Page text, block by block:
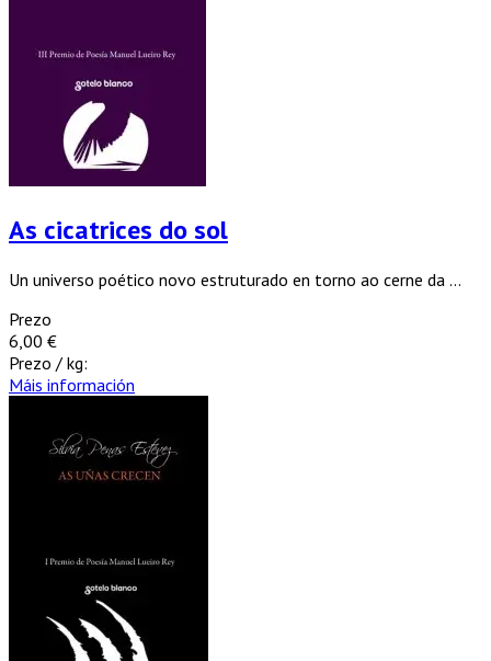
As cicatrices do sol
Un universo poético novo estruturado en torno ao cerne da ...
Prezo
6,00 €
Prezo / kg:
Máis información